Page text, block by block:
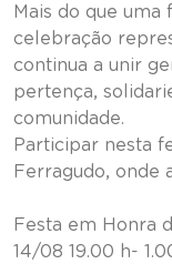
Mais do que uma
celebração
continua a unir
pertença,
comunidade.
Participar nesta
Ferragudo, onde
Festa em Honra
14/08 19.00 h-